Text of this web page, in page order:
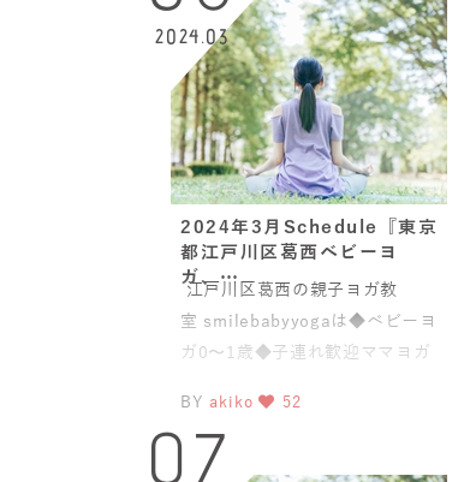
2024.03
2024年3月Schedule『東京
都江戸川区葛西ベビーヨ
ガ、…
江戸川区葛西の親子ヨガ教
室 smilebabyyogaは◆ベビーヨ
ガ0〜1歳◆子連れ歓迎ママヨガ
BY akiko 52